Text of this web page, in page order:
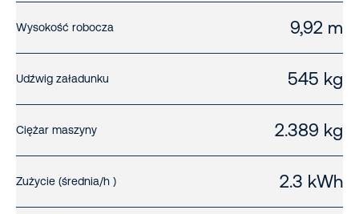
Wysokość robocza 9,92 m
Udźwig załadunku 545 kg
Ciężar maszyny 2.389 kg
Zużycie (średnia/h ) 2.3 kWh